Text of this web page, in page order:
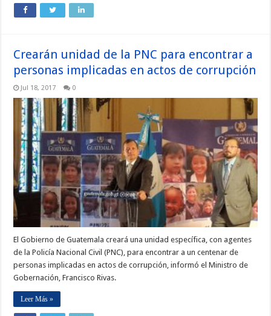
Crearán unidad de la PNC para encontrar a
personas implicadas en actos de corrupción
Jul 18, 2017 0
El Gobierno de Guatemala creará una unidad específica, con agentes
de la Policía Nacional Civil (PNC), para encontrar a un centenar de
personas implicadas en actos de corrupción, informó el Ministro de
Gobernación, Francisco Rivas.
Leer Más »